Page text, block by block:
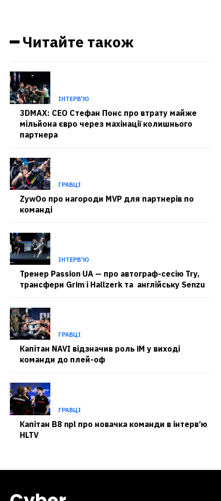
━ Читайте також
ІНТЕРВ'Ю
3DMAX: CEO Стефан Понс про втрату майже
мільйона євро через махінації колишнього
партнера
ГРАВЦІ
ZywOo про нагороди MVP для партнерів по
команді
ІНТЕРВ'Ю
Тренер Passion UA — про автограф-сесію Try,
трансфери Grim і Hallzerk та англійську Senzu
ГРАВЦІ
Капітан NAVI відзначив роль iM у виході
команди до плей-оф
ГРАВЦІ
Капітан B8 npl про новачка команди в інтерв’ю
HLTV